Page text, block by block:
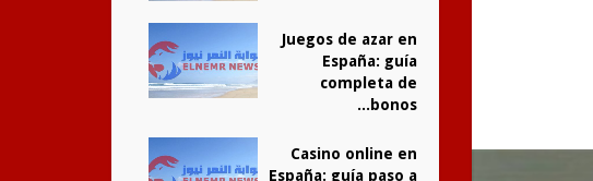
Juegos de azar en
España: guía
completa de
bonos...
Casino online en
España: guía paso a